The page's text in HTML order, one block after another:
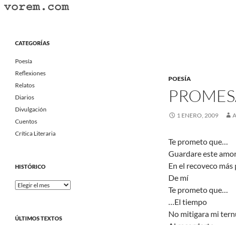
Saltar
POESÍA
1 ENERO, 2009
Te prometo que…
Guardare este
En el recoveco
De mí
Te prometo que…
…El tiempo
No mitigara mi
Portal Literario Independiente
CATEGORÍAS
Poesía
Reflexiones
Relatos
Diarios
Divulgación
Cuentos
Crítica Literaria
HISTÓRICO
Histórico
ÚLTIMOS TEXTOS